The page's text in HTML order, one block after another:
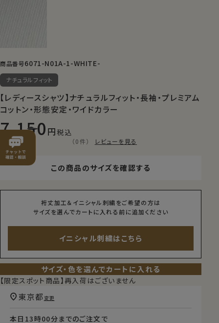
商品番号6071-N01A-1-WHITE-
ナチュラルフィット
【レディースシャツ】ナチュラルフィット・長袖・プレミアム
コットン・形態安定・ワイドカラー
7,150 税込
（0件） レビューを見る
この商品のサイズを確認する
裄丈加工＆イニシャル刺繍をご希望の方は
サイズを選んでカートに入れる前に追加ください
イニシャル刺繍はこちら
サイズ・色を選んでカートに入れる
【限定スポット商品】再入荷はございません
本日 13時00分 までのご注文で
東京都 変更